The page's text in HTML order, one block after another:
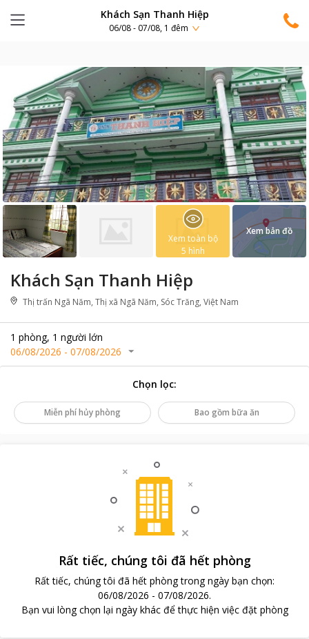
Khách Sạn Thanh Hiệp
06/08 - 07/08, 1 đêm
Khách Sạn Thanh Hiệp
Thị trấn Ngã Năm, Thị xã Ngã Năm, Sóc Trăng, Việt Nam
1 phòng, 1 người lớn
06/08/2026 - 07/08/2026
Xem toàn bộ
5 hình
Xem bản đồ
Chọn lọc:
Miễn phí hủy phòng Bao gồm bữa ăn
Rất tiếc, chúng tôi đã hết phòng
Rất tiếc, chúng tôi đã hết phòng trong ngày bạn chọn:
06/08/2026 - 07/08/2026.
Bạn vui lòng chọn lại ngày khác để thực hiện việc đặt phòng